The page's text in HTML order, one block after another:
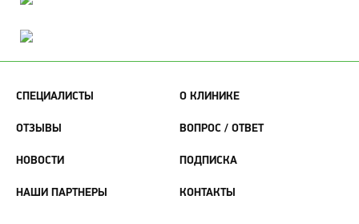
СПЕЦИАЛИСТЫ О КЛИНИКЕ
ОТЗЫВЫ ВОПРОС / ОТВЕТ
НОВОСТИ ПОДПИСКА
НАШИ ПАРТНЕРЫ КОНТАКТЫ